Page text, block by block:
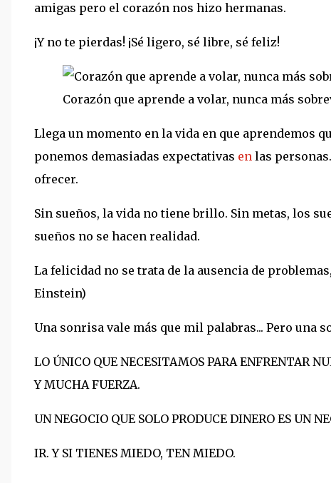
amigas pero el corazón nos hizo hermanas.
¡Y no te pierdas! ¡Sé ligero, sé libre, sé feliz!
Corazón que aprende a volar, nunca más
Llega un momento en la vida en que aprendemos
ponemos demasiadas expectativas en las
ofrecer.
Sin sueños, la vida no tiene brillo. Sin metas, los
sueños no se hacen realidad.
La felicidad no se trata de la ausencia de
Einstein)
Una sonrisa vale más que mil palabras... Pero una
LO ÚNICO QUE NECESITAMOS PARA ENFRENTAR
Y MUCHA FUERZA.
UN NEGOCIO QUE SOLO PRODUCE DINERO ES UN
IR. Y SI TIENES MIEDO, TEN MIEDO.